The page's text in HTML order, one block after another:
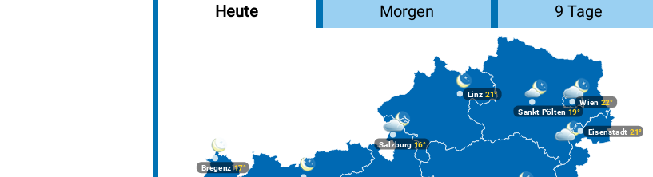
Heute Morgen 9 Tage
Bregenz17°
Linz 21°
Salzburg16°
Wien 22°
Eisenstadt 21°
Sankt Pölten 19°